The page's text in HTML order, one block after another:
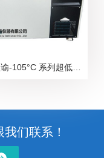
上海欣谕-105°C 系列超低温深冷保存箱，深冷卧式低温冰箱，超低温冰箱系列
们联系！